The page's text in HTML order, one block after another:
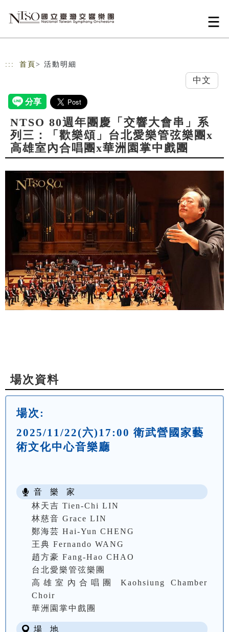
::: 首頁 > 活動明細
中文
NTSO 80週年團慶「交響大會串」系
列三：「歡樂頌」台北愛樂管弦樂團x
高雄室內合唱團x華洲園掌中戲團
場次資料
場次:
2025/11/22(六)17:00 衛武營國家藝
術文化中心音樂廳
音 樂 家
林天吉 Tien-Chi LIN
林慈音 Grace LIN
鄭海芸 Hai-Yun CHENG
王典 Fernando WANG
趙方豪 Fang-Hao CHAO
台北愛樂管弦樂團
高雄室內合唱團 Kaohsiung Chamber
Choir
華洲園掌中戲團
場 地